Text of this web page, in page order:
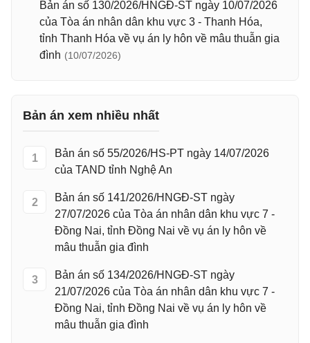
Bản án số 130/2026/HNGĐ-ST ngày 10/07/2026
của Tòa án nhân dân khu vực 3 - Thanh Hóa,
tỉnh Thanh Hóa về vụ án ly hôn về mâu thuẫn gia
đình (10/07/2026)
Bản án xem nhiều nhất
1
Bản án số 55/2026/HS-PT ngày 14/07/2026
của TAND tỉnh Nghệ An
2
Bản án số 141/2026/HNGĐ-ST ngày
27/07/2026 của Tòa án nhân dân khu vực 7 -
Đồng Nai, tỉnh Đồng Nai về vụ án ly hôn về
mâu thuẫn gia đình
3
Bản án số 134/2026/HNGĐ-ST ngày
21/07/2026 của Tòa án nhân dân khu vực 7 -
Đồng Nai, tỉnh Đồng Nai về vụ án ly hôn về
mâu thuẫn gia đình